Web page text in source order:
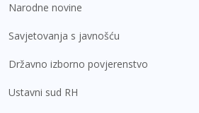
Narodne novine
Savjetovanja s javnošću
Državno izborno povjerenstvo
Ustavni sud RH